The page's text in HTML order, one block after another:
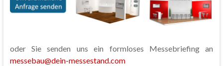
oder Sie senden uns ein formloses Messebriefing an
messebau@dein-messestand.com